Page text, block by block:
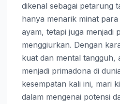
dikenal sebagai petarung
hanya menarik minat
ayam, tetapi juga menjadi
menggiurkan. Dengan
kuat dan mental tangguh,
menjadi primadona di
kesempatan kali ini, mari
dalam mengenai potensi